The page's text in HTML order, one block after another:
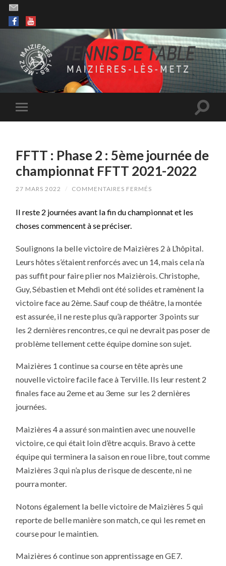
FFTT : Phase 2 : 5ème journée de
championnat FFTT 2021-2022
27 MARS 2022 / COMMENTAIRES FERMÉS
PHASE
DE
FFTT
2022
Il reste 2 journées avant la fin du championnat et les
choses commencent à se préciser.
Soulignons la belle victoire de Maizières 2 à L’hôpital.
Leurs hôtes s’étaient renforcés avec un 14, mais cela n’a
pas suffit pour faire plier nos Maizièrois. Christophe,
Guy, Sébastien et Mehdi ont été solides et ramènent la
victoire face au 2ème. Sauf coup de théâtre, la montée
est assurée, il ne reste plus qu’à rapporter 3 points sur
les 2 dernières rencontres, ce qui ne devrait pas poser de
problème tellement cette équipe domine son sujet.
Maizières 1 continue sa course en tête après une
nouvelle victoire facile face à Terville. Ils leur restent 2
finales face au 2eme et au 3eme sur les 2 dernières
journées.
Maizières 4 a assuré son maintien avec une nouvelle
victoire, ce qui était loin d’être acquis. Bravo à cette
équipe qui terminera la saison en roue libre, tout comme
Maizières 3 qui n’a plus de risque de descente, ni ne
pourra monter.
Notons également la belle victoire de Maizières 5 qui
reporte de belle manière son match, ce qui les remet en
course pour le maintien.
Maizières 6 continue son apprentissage en GE7.